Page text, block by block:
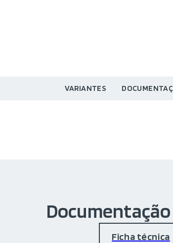
VARIANTES
Ficha técnica